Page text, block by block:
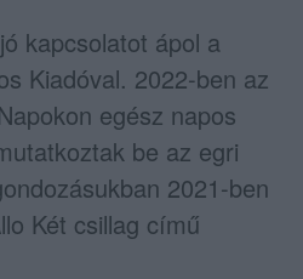
kapcsolatot ápol a
Kiadóval. 2022-ben az
egész napos
be az egri
2021-ben
Két csillag című